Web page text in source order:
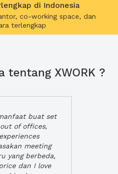
di Indonesia
co-working space, dan
terlengkap
tentang XWORK ?
buat set
of offices,
meeting
yang berbeda,
dan I love